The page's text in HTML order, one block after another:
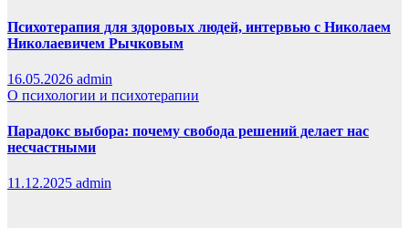
Психотерапия для здоровых людей, интервью с Николаем
Николаевичем Рычковым
16.05.2026 admin
О психологии и психотерапии
Парадокс выбора: почему свобода решений делает нас
несчастными
11.12.2025 admin